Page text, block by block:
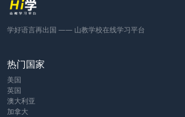
学好语言再出国 —— 山教学校在线学习平台
热门国家
美国
英国
澳大利亚
加拿大